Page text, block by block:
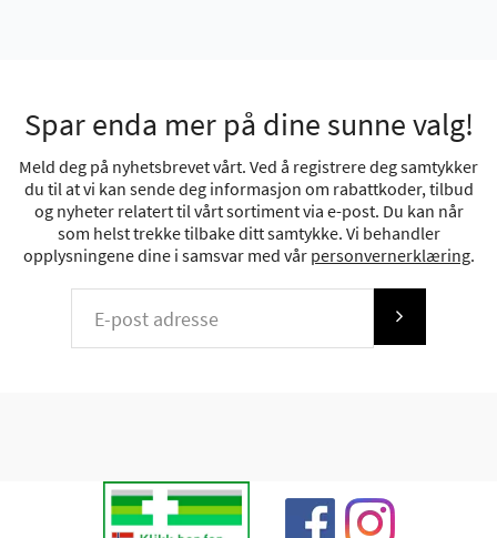
Spar enda mer på dine sunne valg!
Meld deg på nyhetsbrevet vårt. Ved å registrere deg samtykker
du til at vi kan sende deg informasjon om rabattkoder, tilbud
og nyheter relatert til vårt sortiment via e-post. Du kan når
som helst trekke tilbake ditt samtykke. Vi behandler
opplysningene dine i samsvar med vår personvernerklæring.